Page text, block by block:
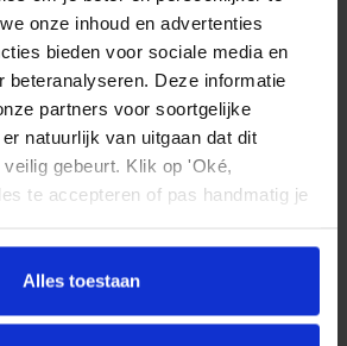
onze inhoud en advertenties
bieden voor sociale media en
beteranalyseren. Deze informatie
partners voor soortgelijke
natuurlijk van uitgaan dat dit
gebeurt. Klik op 'Oké,
te accepteren of pas handmatig je
Alles toestaan
ADAPT. CRUISE // LED // KEYLESS //
Benzine / Elektrisch